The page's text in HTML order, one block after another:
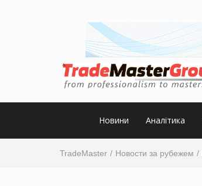
Новини Аналітика
TradeMaster Новости за рубежем